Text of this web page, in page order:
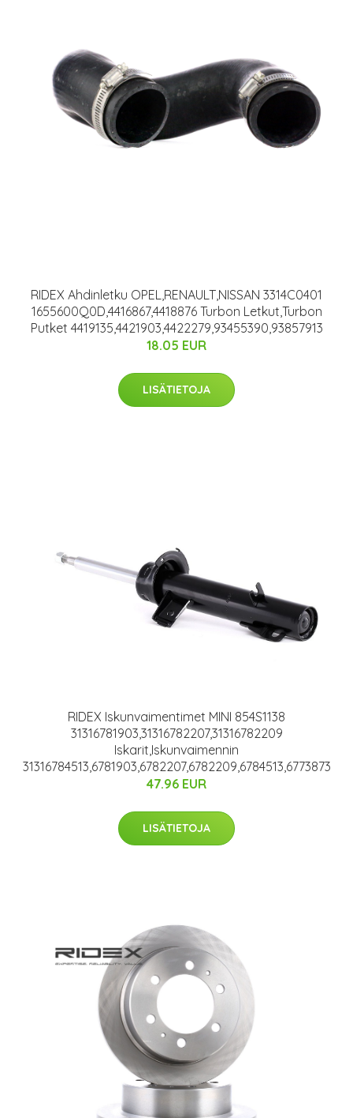
RIDEX Ahdinletku OPEL,RENAULT,NISSAN 3314C0401
1655600Q0D,4416867,4418876 Turbon Letkut,Turbon
Putket 4419135,4421903,4422279,93455390,93857913
18.05 EUR
LISÄTIETOJA
RIDEX Iskunvaimentimet MINI 854S1138
31316781903,31316782207,31316782209
Iskarit,Iskunvaimennin
31316784513,6781903,6782207,6782209,6784513,6773873
47.96 EUR
LISÄTIETOJA